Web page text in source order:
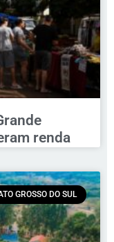
renda
GROSSO DO SUL